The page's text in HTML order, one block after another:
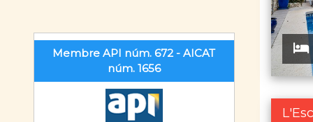
Membre API núm. 672 - AICAT
núm. 1656